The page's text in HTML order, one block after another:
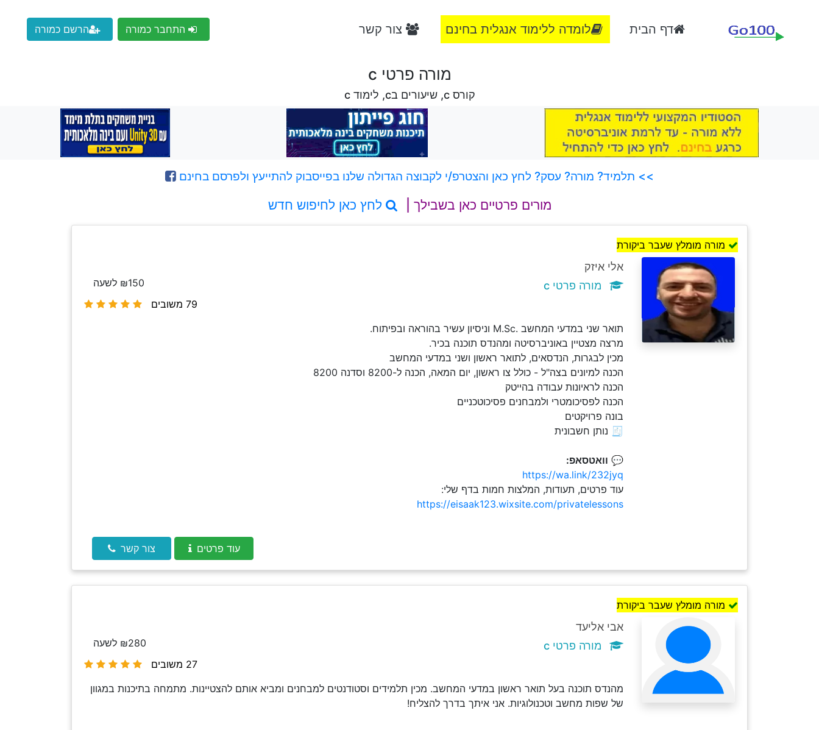
דף הבית לומדה ללימוד אנגלית בחינם צור קשר התחבר כמורה הרשם כמורה
מורה פרטי c
קורס c, שיעורים בc, לימוד c
>> תלמיד? מורה? עסק? לחץ כאן והצטרפ/י לקבוצה הגדולה שלנו בפייסבוק להתייעץ ולפרסם בחינם
מורים פרטיים כאן בשבילך | לחץ כאן לחיפוש חדש
מורה מומלץ שעבר ביקורת
אלי איזק
מורה פרטי c
79 משובים
₪150 לשעה
תואר שני במדעי המחשב .M.Sc וניסיון עשיר בהוראה ובפיתוח.
מרצה מצטיין באוניברסיטה ומהנדס תוכנה בכיר.
מכין לבגרות, הנדסאים, לתואר ראשון ושני במדעי המחשב
הכנה למיונים בצה"ל - כולל צו ראשון, יום המאה, הכנה ל-8200 וסדנה 8200
הכנה לראיונות עבודה בהייטק
הכנה לפסיכומטרי ולמבחנים פסיכוטכניים
בונה פרויקטים
🧾 נותן חשבונית
💬 וואטסאפ:
https://wa.link/232jyq
עוד פרטים, תעודות, המלצות חמות בדף שלי:
https://eisaak123.wixsite.com/privatelessons
עוד פרטים צור קשר
מורה מומלץ שעבר ביקורת
אבי אליעד
מורה פרטי c
27 משובים
₪280 לשעה
מהנדס תוכנה בעל תואר ראשון במדעי המחשב. מכין תלמידים וסטודנטים למבחנים ומביא אותם להצטיינות. מתמחה בתיכנות במגוון
של שפות מחשב וטכנולוגיות. אני איתך בדרך להצליח!